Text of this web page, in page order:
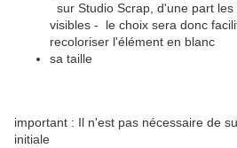
sur Studio Scrap, d'une part
visibles - le choix sera donc
recoloriser l'élément en blanc
sa taille
important : Il n'est pas nécessaire de
initiale